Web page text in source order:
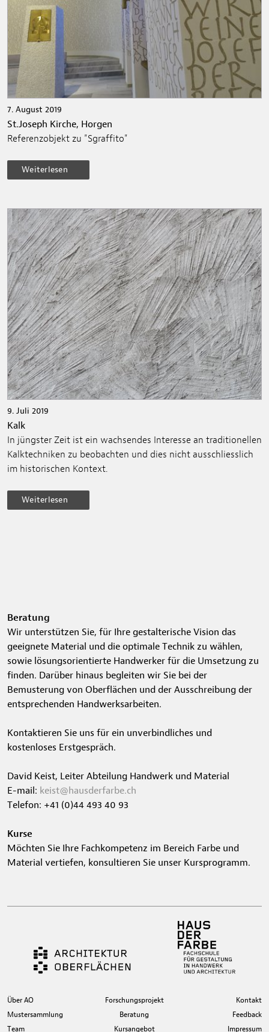
7. August 2019
St.Joseph Kirche, Horgen
Referenzobjekt zu "Sgraffito"
Weiterlesen
9. Juli 2019
Kalk
In jüngster Zeit ist ein wachsendes Interesse an traditionellen
Kalktechniken zu beobachten und dies nicht ausschliesslich
im historischen Kontext.
Weiterlesen
Beratung
Wir unterstützen Sie, für Ihre gestalterische Vision das
geeignete Material und die optimale Technik zu wählen,
sowie lösungsorientierte Handwerker für die Umsetzung zu
finden. Darüber hinaus begleiten wir Sie bei der
Bemusterung von Oberflächen und der Ausschreibung der
entsprechenden Handwerksarbeiten.
Kontaktieren Sie uns für ein unverbindliches und
kostenloses Erstgespräch.
David Keist, Leiter Abteilung Handwerk und Material
E-mail: keist@hausderfarbe.ch
Telefon: +41 (0)44 493 40 93
Kurse
Möchten Sie Ihre Fachkompetenz im Bereich Farbe und
Material vertiefen, konsultieren Sie unser Kursprogramm.
Über AO
Mustersammlung
Team
Forschungsprojekt
Beratung
Kursangebot
Kontakt
Feedback
Impressum